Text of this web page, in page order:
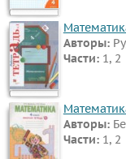
Авторы:
Части: 1, 2
Авторы:
Части: 1, 2